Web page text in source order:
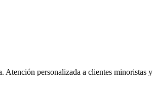
Atención personalizada a clientes minoristas y